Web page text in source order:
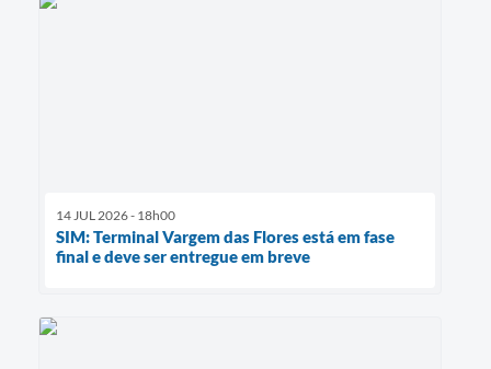
14 JUL 2026 - 18h00
SIM: Terminal Vargem das Flores está em fase
final e deve ser entregue em breve